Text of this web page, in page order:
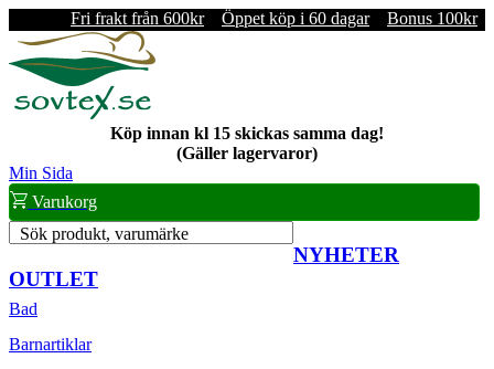
Fri frakt från 600kr Öppet köp i 60 dagar Bonus 100kr
Köp innan kl 15 skickas samma dag!
(Gäller lagervaror)
Min Sida
Varukorg
Sök produkt, varumärke
NYHETER
OUTLET
Bad
Barnartiklar